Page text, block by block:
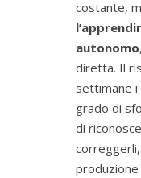
costante,
autonomo
diretta. Il
settimane i
grado di
di